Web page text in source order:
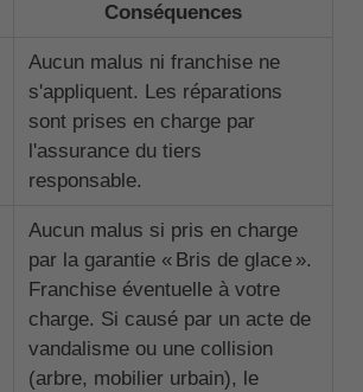
Conséquences
Aucun malus ni franchise ne
s'appliquent. Les réparations
sont prises en charge par
l'assurance du tiers
responsable.
Aucun malus si pris en charge
par la garantie « Bris de glace ».
Franchise éventuelle à votre
charge. Si causé par un acte de
vandalisme ou une collision
(arbre, mobilier urbain), le